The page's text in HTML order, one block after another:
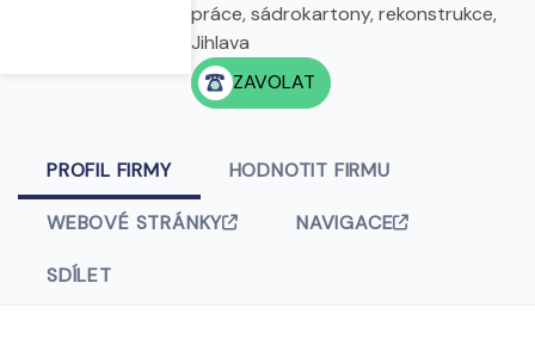
práce, sádrokartony, rekonstrukce,
Jihlava
ZAVOLAT
PROFIL FIRMY HODNOTIT FIRMU
WEBOVÉ STRÁNKY NAVIGACE
SDÍLET